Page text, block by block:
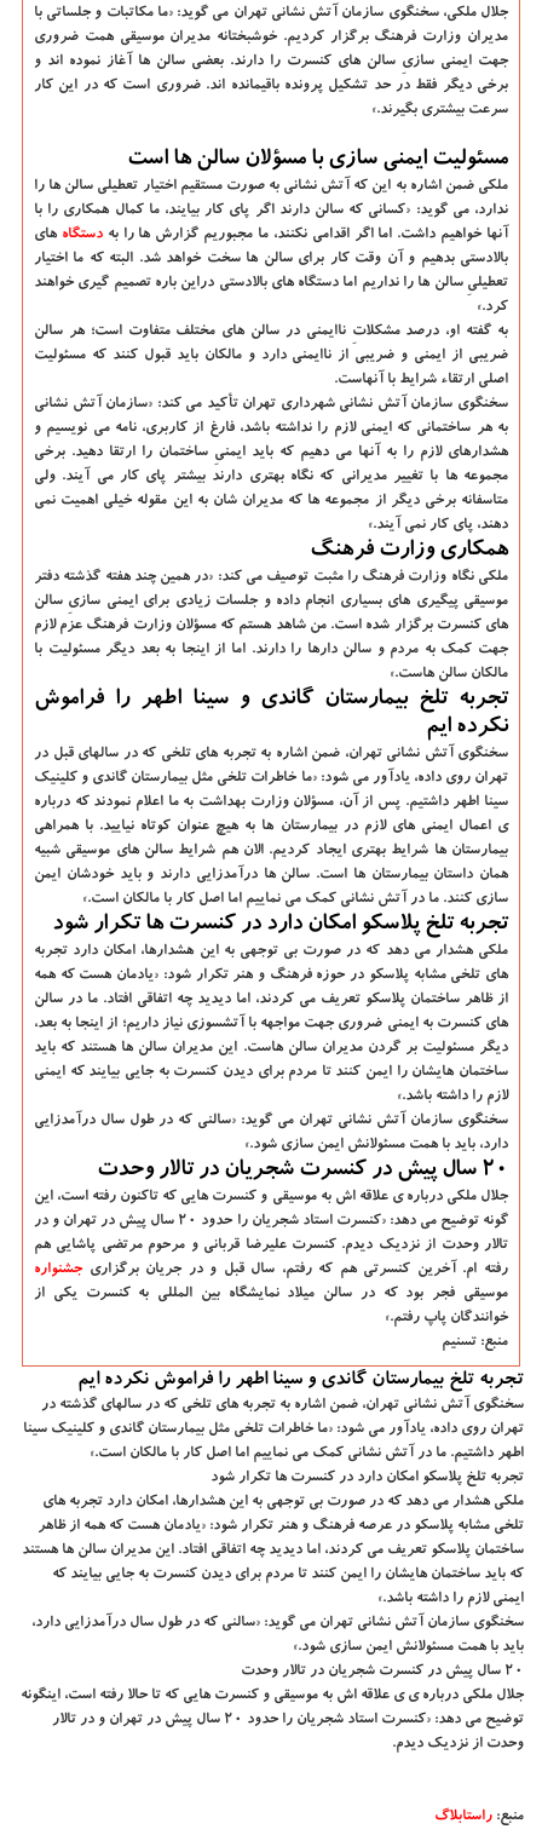
جلال ملکی، سخنگوی سازمان آتش نشانی تهران می گوید: «ما مکاتبات و جلساتی با
مدیران وزارت فرهنگ برگزار کردیم. خوشبختانه مدیران موسیقی همت ضروری
جهت ایمنی سازیِ سالن های کنسرت را دارند. بعضی سالن ها آغاز نموده اند و
برخی دیگر فقط در حد تشکیل پرونده باقیمانده اند. ضروری است که در این کار
سرعت بیشتری بگیرند.»
مسئولیت ایمنی سازی با مسؤلان سالن ها است
ملکی ضمن اشاره به این که آتش نشانی به صورت مستقیم اختیار تعطیلی سالن ها را
ندارد، می گوید: «کسانی که سالن دارند اگر پای کار بیایند، ما کمال همکاری را با
آنها خواهیم داشت. اما اگر اقدامی نکنند، ما مجبوریم گزارش ها را بهدستگاه های
بالادستی بدهیم و آن وقت کار برای سالن ها سخت خواهد شد. البته که ما اختیار
تعطیلیِ سالن ها را نداریم اما دستگاه های بالادستی دراین باره تصمیم گیری خواهند
کرد.»
به گفته او، درصد مشکلاتِ ناایمنی در سالن های مختلف متفاوت است؛ هر سالن
ضریبی از ایمنی و ضریبی از ناایمنی دارد و مالکان باید قبول کنند که مسئولیت
اصلی ارتقاء شرایط با آنهاست.
سخنگوی سازمان آتش نشانی شهرداری تهران تأکید می کند: «سازمان آتش نشانی
به هر ساختمانی که ایمنی لازم را نداشته باشد، فارغ از کاربری، نامه می نویسیم و
هشدارهای لازم را به آنها می دهیم که باید ایمنیِ ساختمان را ارتقا دهید. برخی
مجموعه ها با تغییر مدیرانی که نگاه بهتری دارند بیشتر پای کار می آیند. ولی
متاسفانه برخی دیگر از مجموعه ها که مدیران شان به این مقوله خیلی اهمیت نمی
دهند، پای کار نمی آیند.»
همکاری وزارت فرهنگ
ملکی نگاه وزارت فرهنگ را مثبت توصیف می کند: «در همین چند هفته گذشته دفتر
موسیقی پیگیری های بسیاری انجام داده و جلسات زیادی برای ایمنی سازیِ سالن
های کنسرت برگزار شده است. من شاهد هستم که مسؤلان وزارت فرهنگ عزم لازم
جهت کمک به مردم و سالن دارها را دارند. اما از اینجا به بعد دیگر مسئولیت با
مالکان سالن هاست.»
تجربه تلخ بیمارستان گاندی و سینا اطهر را فراموش
نکرده ایم
سخنگوی آتش نشانی تهران، ضمن اشاره به تجربه های تلخی که در سالهای قبل در
تهران روی داده، یادآور می شود: «ما خاطرات تلخی مثل بیمارستان گاندی و کلینیک
سینا اطهر داشتیم. پس از آن، مسؤلان وزارت بهداشت به ما اعلام نمودند که درباره
ی اعمال ایمنی های لازم در بیمارستان ها به هیچ عنوان کوتاه نیایید. با همراهی
بیمارستان ها شرایط بهتری ایجاد کردیم. الان هم شرایط سالن های موسیقی شبیه
همان داستان بیمارستان ها است. سالن ها درآمدزایی دارند و باید خودشان ایمن
سازی کنند. ما در آتش نشانی کمک می نماییم اما اصل کار با مالکان است.»
تجربه تلخ پلاسکو امکان دارد در کنسرت ها تکرار شود
ملکی هشدار می دهد که در صورت بی توجهی به این هشدارها، امکان دارد تجربه
های تلخی مشابه پلاسکو در حوزه فرهنگ و هنر تکرار شود: «یادمان هست که همه
از ظاهر ساختمان پلاسکو تعریف می کردند، اما دیدید چه اتفاقی افتاد. ما در سالن
های کنسرت به ایمنی ضروری جهت مواجهه با آتشسوزی نیاز داریم؛ از اینجا به بعد،
دیگر مسئولیت بر گردن مدیران سالن هاست. این مدیران سالن ها هستند که باید
ساختمان هایشان را ایمن کنند تا مردم برای دیدن کنسرت به جایی بیایند که ایمنی
لازم را داشته باشد.»
سخنگوی سازمان آتش نشانی تهران می گوید: «سالنی که در طول سال درآمدزایی
دارد، باید با همت مسئولانش ایمن سازی شود.»
۲۰ سال پیش در کنسرت شجریان در تالار وحدت
جلال ملکی درباره ی علاقه اش به موسیقی و کنسرت هایی که تاکنون رفته است، این
گونه توضیح می دهد: «کنسرت استاد شجریان را حدود ۲۰ سال پیش در تهران و در
تالار وحدت از نزدیک دیدم. کنسرت علیرضا قربانی و مرحوم مرتضی پاشایی هم
رفته ام. آخرین کنسرتی هم که رفتم، سال قبل و در جریان برگزاری جشنواره
موسیقی فجر بود که در سالن میلاد نمایشگاه بین المللی به کنسرت یکی از
خوانندگان پاپ رفتم.»
منبع: تسنیم
تجربه تلخ بیمارستان گاندی و سینا اطهر را فراموش نکرده ایم
سخنگوی آتش نشانی تهران، ضمن اشاره به تجربه های تلخی که در سالهای گذشته در
تهران روی داده، یادآور می شود: «ما خاطرات تلخی مثل بیمارستان گاندی و کلینیک سینا
اطهر داشتیم. ما در آتش نشانی کمک می نماییم اما اصل کار با مالکان است.»
تجربه تلخ پلاسکو امکان دارد در کنسرت ها تکرار شود
ملکی هشدار می دهد که در صورت بی توجهی به این هشدارها، امکان دارد تجربه های
تلخی مشابه پلاسکو در عرصه فرهنگ و هنر تکرار شود: «یادمان هست که همه از ظاهر
ساختمان پلاسکو تعریف می کردند، اما دیدید چه اتفاقی افتاد. این مدیران سالن ها هستند
که باید ساختمان هایشان را ایمن کنند تا مردم برای دیدن کنسرت به جایی بیایند که
ایمنی لازم را داشته باشد.»
سخنگوی سازمان آتش نشانی تهران می گوید: «سالنی که در طول سال درآمدزایی دارد،
باید با همت مسئولانش ایمن سازی شود.»
۲۰ سال پیش در کنسرت شجریان در تالار وحدت
جلال ملکی درباره ی ی علاقه اش به موسیقی و کنسرت هایی که تا حالا رفته است، اینگونه
توضیح می دهد: «کنسرت استاد شجریان را حدود ۲۰ سال پیش در تهران و در تالار
وحدت از نزدیک دیدم.
منبع: راستابلاگ